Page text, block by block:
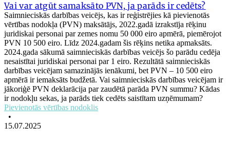
Vai var atgūt samaksāto PVN, ja parāds ir cedēts?
Saimnieciskās darbības veicējs, kas ir reģistrējies kā pievienotās
vērtības nodokļa (PVN) maksātājs, 2022.gadā izrakstīja rēķinu
juridiskai personai par zemes nomu 50 000 eiro apmērā, piemērojot
PVN 10 500 eiro. Līdz 2024.gadam šis rēķins netika apmaksāts.
2024.gada sākumā saimnieciskās darbības veicējs šo parādu cedēja
nesaistītai juridiskai personai par 1 eiro. Rezultātā saimnieciskās
darbības veicējam samazinājās ienākumi, bet PVN – 10 500 eiro
apmērā ir iemaksāts budžetā. Vai saimnieciskās darbības veicējam ir
jākoriģē PVN deklarācija par zaudētā parāda PVN summu? Kādas
ir nodokļu sekas, ja parāds tiek cedēts saistītam uzņēmumam?
Pievienotās vērtības nodoklis
•
15.07.2025